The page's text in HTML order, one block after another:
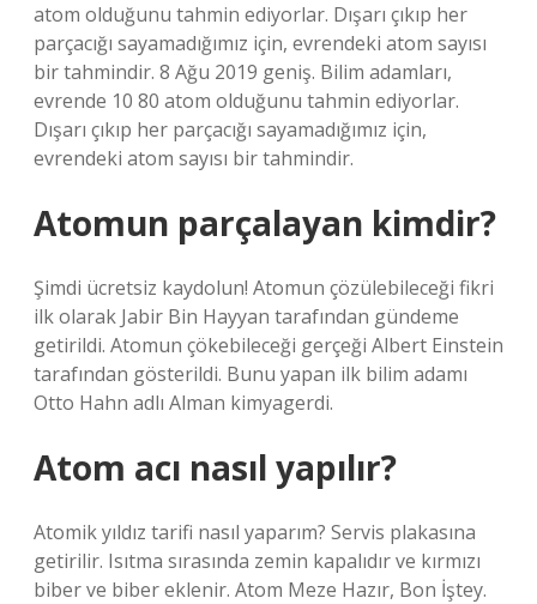
atom olduğunu tahmin ediyorlar. Dışarı çıkıp her
parçacığı sayamadığımız için, evrendeki atom sayısı
bir tahmindir. 8 Ağu 2019 geniş. Bilim adamları,
evrende 10 80 atom olduğunu tahmin ediyorlar.
Dışarı çıkıp her parçacığı sayamadığımız için,
evrendeki atom sayısı bir tahmindir.
Atomun parçalayan kimdir?
Şimdi ücretsiz kaydolun! Atomun çözülebileceği fikri
ilk olarak Jabir Bin Hayyan tarafından gündeme
getirildi. Atomun çökebileceği gerçeği Albert Einstein
tarafından gösterildi. Bunu yapan ilk bilim adamı
Otto Hahn adlı Alman kimyagerdi.
Atom acı nasıl yapılır?
Atomik yıldız tarifi nasıl yaparım? Servis plakasına
getirilir. Isıtma sırasında zemin kapalıdır ve kırmızı
biber ve biber eklenir. Atom Meze Hazır, Bon İştey.